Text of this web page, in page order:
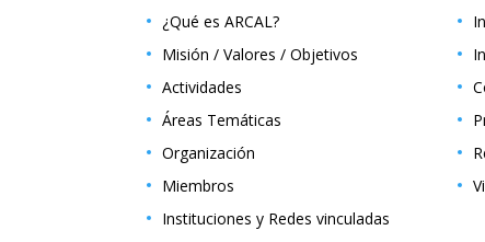
¿Qué es ARCAL?
Misión / Valores / Objetivos
Actividades
Áreas Temáticas
Organización
Miembros
Instituciones y Redes vinculadas